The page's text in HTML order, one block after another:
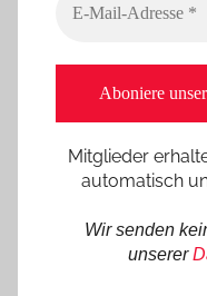
Mitglieder
automatisch
Wir senden
unserer